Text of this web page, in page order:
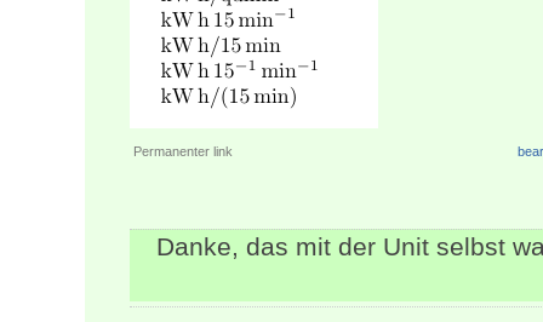
Permanenter link
Danke, das mit der Unit selbst